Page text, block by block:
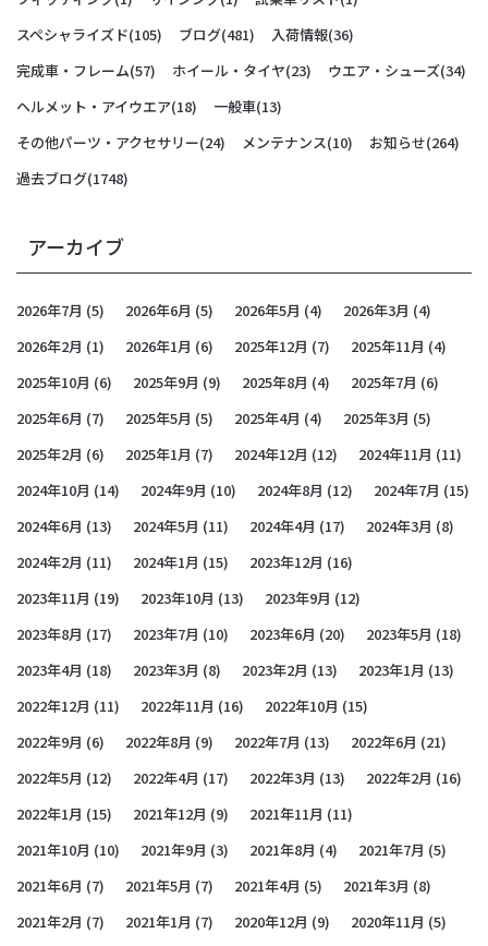
スペシャライズド(105) ブログ(481) 入荷情報(36)
完成車・フレーム(57) ホイール・タイヤ(23) ウエア・シューズ(34)
ヘルメット・アイウエア(18) 一般車(13)
その他パーツ・アクセサリー(24) メンテナンス(10) お知らせ(264)
過去ブログ(1748)
アーカイブ
2026年7月 (5) 2026年6月 (5) 2026年5月 (4) 2026年3月 (4)
2026年2月 (1) 2026年1月 (6) 2025年12月 (7) 2025年11月 (4)
2025年10月 (6) 2025年9月 (9) 2025年8月 (4) 2025年7月 (6)
2025年6月 (7) 2025年5月 (5) 2025年4月 (4) 2025年3月 (5)
2025年2月 (6) 2025年1月 (7) 2024年12月 (12) 2024年11月 (11)
2024年10月 (14) 2024年9月 (10) 2024年8月 (12) 2024年7月 (15)
2024年6月 (13) 2024年5月 (11) 2024年4月 (17) 2024年3月 (8)
2024年2月 (11) 2024年1月 (15) 2023年12月 (16)
2023年11月 (19) 2023年10月 (13) 2023年9月 (12)
2023年8月 (17) 2023年7月 (10) 2023年6月 (20) 2023年5月 (18)
2023年4月 (18) 2023年3月 (8) 2023年2月 (13) 2023年1月 (13)
2022年12月 (11) 2022年11月 (16) 2022年10月 (15)
2022年9月 (6) 2022年8月 (9) 2022年7月 (13) 2022年6月 (21)
2022年5月 (12) 2022年4月 (17) 2022年3月 (13) 2022年2月 (16)
2022年1月 (15) 2021年12月 (9) 2021年11月 (11)
2021年10月 (10) 2021年9月 (3) 2021年8月 (4) 2021年7月 (5)
2021年6月 (7) 2021年5月 (7) 2021年4月 (5) 2021年3月 (8)
2021年2月 (7) 2021年1月 (7) 2020年12月 (9) 2020年11月 (5)